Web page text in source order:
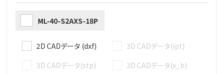
ML-40-S2AXS-18P
2D CADデータ (dxf)
3D CADデータ(ipt)
3D CADデータ(stp)
3D CADデータ(x_b)